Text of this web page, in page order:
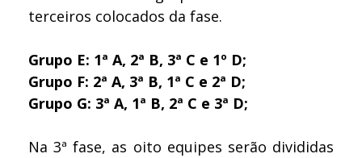
terceiros colocados da fase.
Grupo E: 1ª A, 2ª B, 3ª C e 1º D;
Grupo F: 2ª A, 3ª B, 1ª C e 2ª D;
Grupo G: 3ª A, 1ª B, 2ª C e 3ª D;
Na 3ª fase, as oito equipes serão divididas